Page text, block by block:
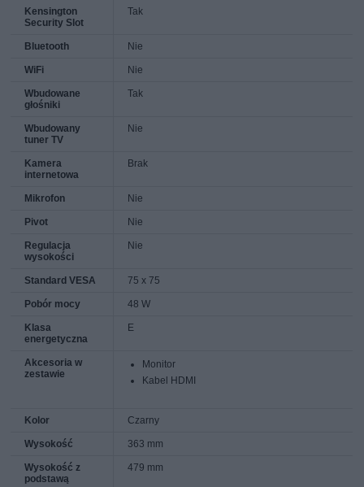
Kensington
Security Slot
Tak
Bluetooth Nie
WiFi Nie
Wbudowane
głośniki
Tak
Wbudowany
tuner TV
Nie
Kamera
internetowa
Brak
Mikrofon Nie
Pivot Nie
Regulacja
wysokości
Nie
Standard VESA 75 x 75
Pobór mocy 48 W
Klasa
energetyczna
E
Akcesoria w
zestawie
Monitor
Kabel HDMI
Kolor Czarny
Wysokość 363 mm
Wysokość z
podstawą
479 mm